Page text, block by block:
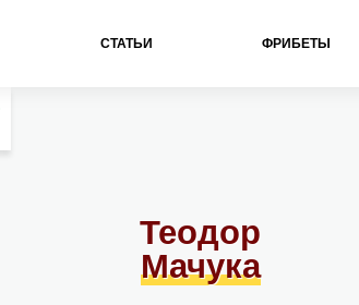
СТАТЬИ ФРИБЕТЫ
Теодор
Мачука